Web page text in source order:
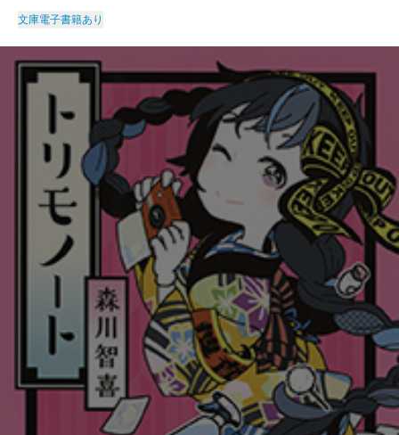
文庫電子書籍あり